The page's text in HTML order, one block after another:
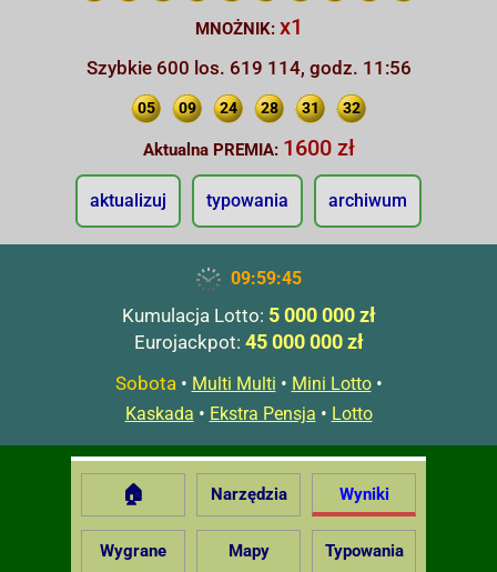
MNOŻNIK: x1
Szybkie 600 los. 619 114, godz. 11:56
05 09 24 28 31 32
Aktualna PREMIA: 1600 zł
aktualizuj typowania archiwum
09:59:46
Kumulacja Lotto: 5 000 000 zł
Eurojackpot: 45 000 000 zł
Sobota• Multi Multi • Mini Lotto•
Kaskada • Ekstra Pensja • Lotto
🏠 Narzędzia Wyniki
Wygrane Mapy Typowania